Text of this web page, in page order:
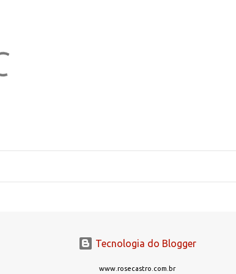
Tecnologia do Blogger
www.rosecastro.com.br